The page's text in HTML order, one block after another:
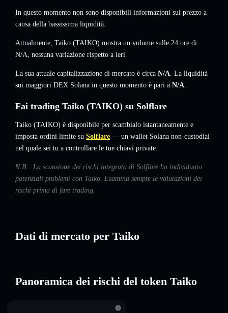
In questo momento non sono disponibili informazioni sul prezzo a
causa della bassissima liquidità.
Attualmente, Taiko (TAIKO) mostra un volume sulle 24 ore di
N/A, nessuna variazione rispetto a ieri.
La sua attuale capitalizzazione di mercato è circa N/A. La liquidità
sui maggiori DEX Solana in questo momento è pari a N/A.
Fai trading Taiko (TAIKO) su Solflare
Taiko (TAIKO) è disponibile per scambialo istantaneamente e
imposta ordini limite su Solflare — un wallet Solana non-custodial
nel quale sei tu a controllare le tue chiavi private.
N.B.: La scansione dei rischi integrata di Solflare ha individuato
potenziali problemi con Taiko. Esamina sempre le valutazioni dei
rischi prima di fare trading.
Dati di mercato per Taiko
Panoramica dei rischi del token Taiko